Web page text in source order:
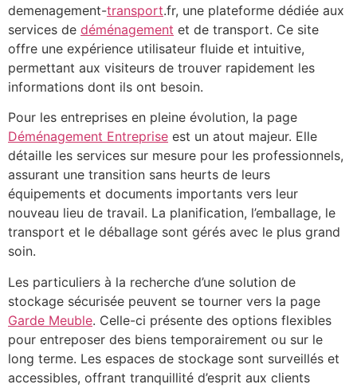
demenagement-transport.fr, une plateforme dédiée aux
services de déménagement et de transport. Ce site
offre une expérience utilisateur fluide et intuitive,
permettant aux visiteurs de trouver rapidement les
informations dont ils ont besoin.
Pour les entreprises en pleine évolution, la page
Déménagement Entreprise est un atout majeur. Elle
détaille les services sur mesure pour les professionnels,
assurant une transition sans heurts de leurs
équipements et documents importants vers leur
nouveau lieu de travail. La planification, l’emballage, le
transport et le déballage sont gérés avec le plus grand
soin.
Les particuliers à la recherche d’une solution de
stockage sécurisée peuvent se tourner vers la page
Garde Meuble. Celle-ci présente des options flexibles
pour entreposer des biens temporairement ou sur le
long terme. Les espaces de stockage sont surveillés et
accessibles, offrant tranquillité d’esprit aux clients